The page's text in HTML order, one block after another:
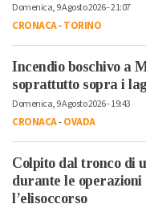
Domenica, 9 Agosto 2026 - 21:07
CRONACA-TORINO
Incendio boschivo a
soprattutto sopra i
Domenica, 9 Agosto 2026 - 19:43
CRONACA-OVADA
Colpito dal tronco di
durante le operazioni
l’elisoccorso